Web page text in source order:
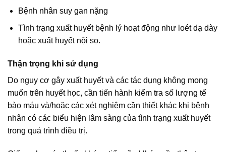
Bệnh nhân suy gan nặng
Tình trạng xuất huyết bệnh lý hoạt động như loét dạ dày
hoặc xuất huyết nội sọ.
Thận trọng khi sử dụng
Do nguy cơ gây xuất huyết và các tác dụng không mong
muốn trên huyết học, cần tiến hành kiểm tra số lượng tế
bào máu và/hoặc các xét nghiệm cần thiết khác khi bệnh
nhân có các biểu hiện lâm sàng của tình trạng xuất huyết
trong quá trình điều trị.